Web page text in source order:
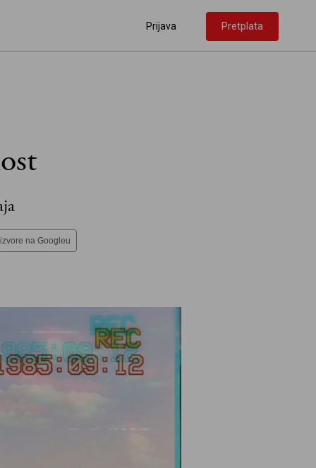
Prijava Pretplata
na Googleu